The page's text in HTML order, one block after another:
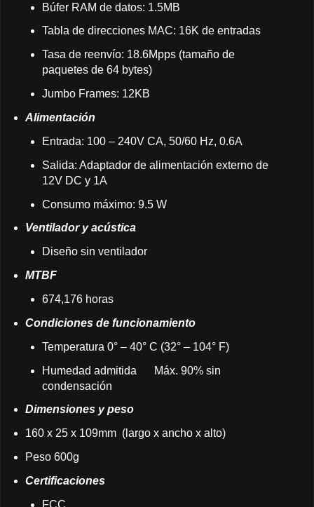
Búfer RAM de datos: 1.5MB
Tabla de direcciones MAC: 16K de entradas
Tasa de reenvío: 18.6Mpps (tamaño de
paquetes de 64 bytes)
Jumbo Frames: 12KB
Alimentación
Entrada: 100 – 240V CA, 50/60 Hz, 0.6A
Salida: Adaptador de alimentación externo de
12V DC y 1A
Consumo máximo: 9.5 W
Ventilador y acústica
Diseño sin ventilador
MTBF
674,176 horas
Condiciones de funcionamiento
Temperatura 0° – 40° C (32° – 104° F)
Humedad admitida
Máx. 90% sin
condensación
Dimensiones y peso
160 x 25 x 109mm (largo x ancho x alto)
Peso 600g
Certificaciones
FCC